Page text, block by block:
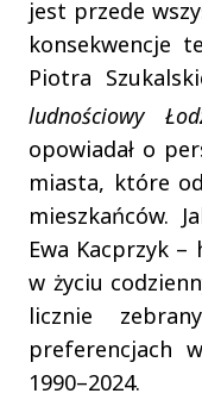
jest przede
konsekwencje
Piotra
ludnościowy
opowiadał o
miasta, które
mieszkańców.
Ewa Kacprzyk
w życiu
licznie
preferencjach
1990–2024.